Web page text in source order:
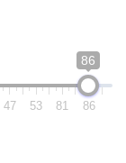
86
47 53 81 86